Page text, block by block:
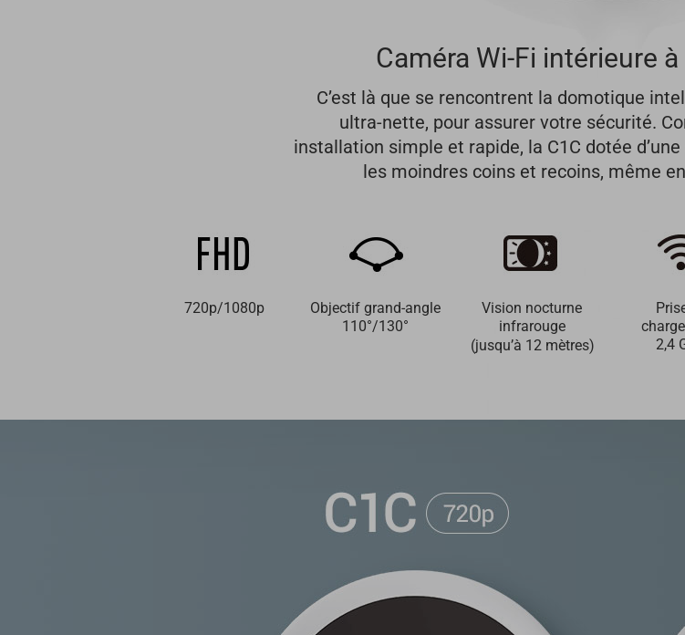
Caméra Wi-Fi intérieure
C’est là que se rencontrent la domotique
ultra-nette, pour assurer votre sécurité.
installation simple et rapide, la C1C dotée
les moindres coins et recoins, même en
720p/1080p
Objectif grand-angle
110°/130°
2,4
Vision nocturne
infrarouge
(jusqu’à 12 mètres)